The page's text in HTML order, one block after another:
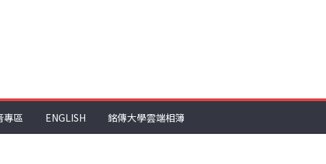
專區 ENGLISH 銘傳大學雲端相簿